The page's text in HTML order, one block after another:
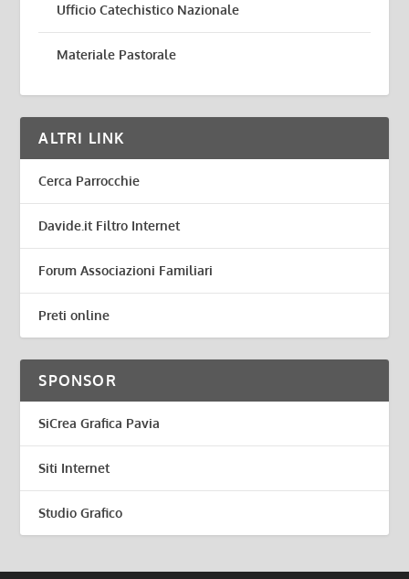
Ufficio Catechistico Nazionale
Materiale Pastorale
ALTRI LINK
Cerca Parrocchie
Davide.it Filtro Internet
Forum Associazioni Familiari
Preti online
SPONSOR
SiCrea Grafica Pavia
Siti Internet
Studio Grafico